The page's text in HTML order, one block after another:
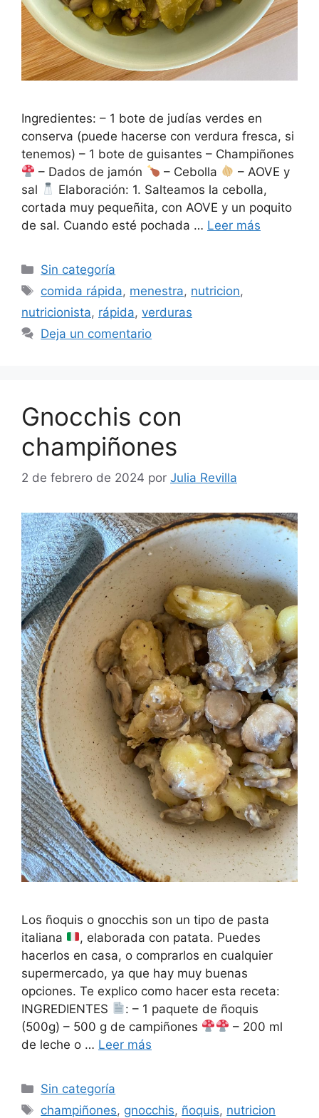
Ingredientes: – 1 bote de judías verdes en
conserva (puede hacerse con verdura fresca, si
tenemos) – 1 bote de guisantes – Champiñones
– Dados de jamón
– Cebolla
– AOVE y
sal
Elaboración: 1. Salteamos la cebolla,
cortada muy pequeñita, con AOVE y un poquito
de sal. Cuando esté pochada … Leer más
Sin categoría
comida rápida, menestra, nutricion,
nutricionista, rápida, verduras
Deja un comentario
Gnocchis con
champiñones
2 de febrero de 2024 por Julia Revilla
Los ñoquis o gnocchis son un tipo de pasta
italiana
, elaborada con patata. Puedes
hacerlos en casa, o comprarlos en cualquier
supermercado, ya que hay muy buenas
opciones. Te explico como hacer esta receta:
INGREDIENTES
: – 1 paquete de ñoquis
(500g) – 500 g de campiñones
– 200 ml
de leche o … Leer más
Sin categoría
champiñones, gnocchis, ñoquis, nutricion